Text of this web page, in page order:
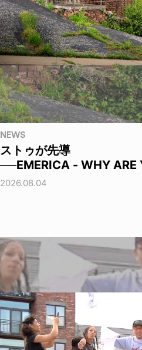
NEWS
ストゥが先導
──EMERICA - WHY ARE
2026.08.04